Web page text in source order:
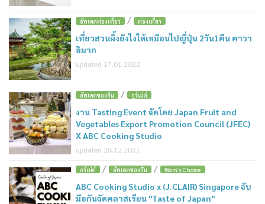
อัพเดตท่องเที่ยว / ท่องเที่ยว
เที่ยวสวนผึ้งยังไงให้เหมือนไปญี่ปุ่น 2วัน1คืน คาวา
อิมาก
updated 17.01.2022
อัพเดตของกิน / กูร์เม่ต์
งาน Tasting Event จัดโดย Japan Fruit and
Vegetables Export Promotion Council (JFEC)
X ABC Cooking Studio
updated 28.12.2021
กูร์เม่ต์ / อัพเดตของกิน / Wom's Choice
ABC Cooking Studio x (J.CLAIR) Singapore จับ
มือกันจัดคลาสเรียน "Taste of Japan"